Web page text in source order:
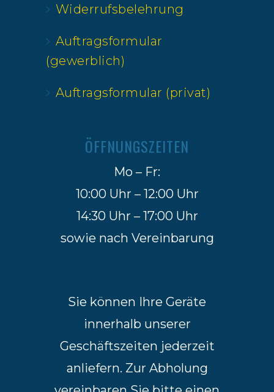
Widerrufsbelehrung
Auftragsformular
(gewerblich)
Auftragsformular (privat)
ÖFFNUNGSZEITEN
Mo – Fr:
10:00 Uhr – 12:00 Uhr
14:30 Uhr – 17:00 Uhr
sowie nach Vereinbarung
Sie können Ihre Geräte
innerhalb unserer
Geschäftszeiten jederzeit
anliefern. Zur Abholung